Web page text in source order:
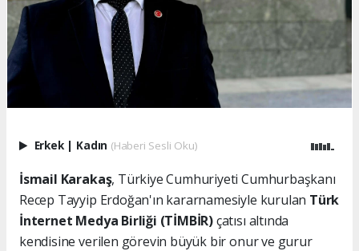
Erkek | Kadın (Haberi Sesli Oku)
İsmail Karakaş, Türkiye Cumhuriyeti Cumhurbaşkanı
Recep Tayyip Erdoğan'ın kararnamesiyle kurulan Türk
İnternet Medya Birliği (TİMBİR)çatısı altında
kendisine verilen görevin büyük bir onur ve gurur